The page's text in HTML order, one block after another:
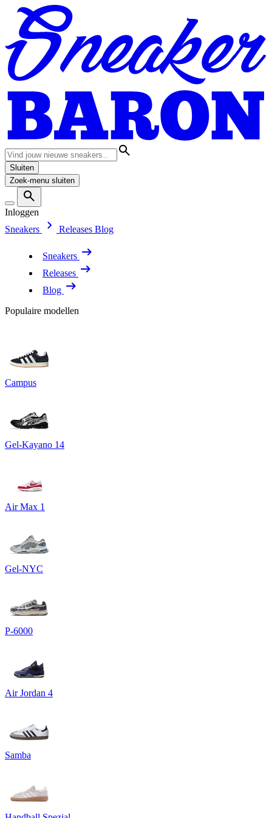
Sluiten
Zoek-menu sluiten
Inloggen
Sneakers
Releases Blog
Sneakers
Releases
Blog
Populaire modellen
Campus
Gel-Kayano 14
Air Max 1
Gel-NYC
P-6000
Air Jordan 4
Samba